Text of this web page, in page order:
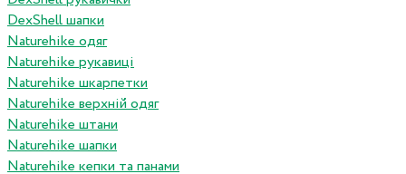
DexShell шапки
Naturehike одяг
Naturehike рукавиці
Naturehike шкарпетки
Naturehike верхній одяг
Naturehike штани
Naturehike шапки
Naturehike кепки та панами